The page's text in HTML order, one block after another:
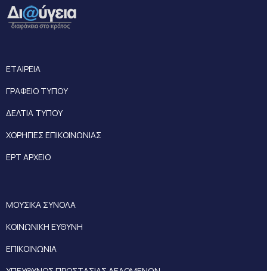
ΕΤΑΙΡΕΙΑ
ΓΡΑΦΕΙΟ ΤΥΠΟΥ
ΔΕΛΤΙΑ ΤΥΠΟΥ
ΧΟΡΗΓΙΕΣ ΕΠΙΚΟΙΝΩΝΙΑΣ
ΕΡΤ ΑΡΧΕΙΟ
ΜΟΥΣΙΚΑ ΣΥΝΟΛΑ
ΚΟΙΝΩΝΙΚΗ ΕΥΘΥΝΗ
ΕΠΙΚΟΙΝΩΝΙΑ